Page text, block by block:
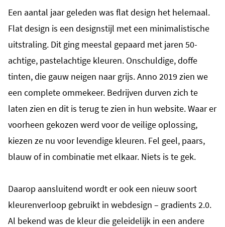
Een aantal jaar geleden was flat design het helemaal.
Flat design is een designstijl met een minimalistische
uitstraling. Dit ging meestal gepaard met jaren 50-
achtige, pastelachtige kleuren. Onschuldige, doffe
tinten, die gauw neigen naar grijs. Anno 2019 zien we
een complete ommekeer. Bedrijven durven zich te
laten zien en dit is terug te zien in hun website. Waar er
voorheen gekozen werd voor de veilige oplossing,
kiezen ze nu voor levendige kleuren. Fel geel, paars,
blauw of in combinatie met elkaar. Niets is te gek.
Daarop aansluitend wordt er ook een nieuw soort
kleurenverloop gebruikt in webdesign – gradients 2.0.
Al bekend was de kleur die geleidelijk in een andere